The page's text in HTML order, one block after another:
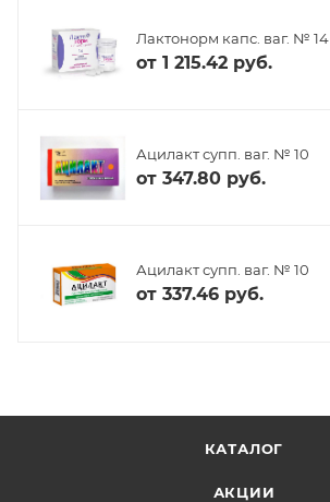
Лактонорм капс. ваг. № 14
от 1 215.42 руб.
Ацилакт супп. ваг. № 10
от 347.80 руб.
Ацилакт супп. ваг. № 10
от 337.46 руб.
КАТАЛОГ
АКЦИИ